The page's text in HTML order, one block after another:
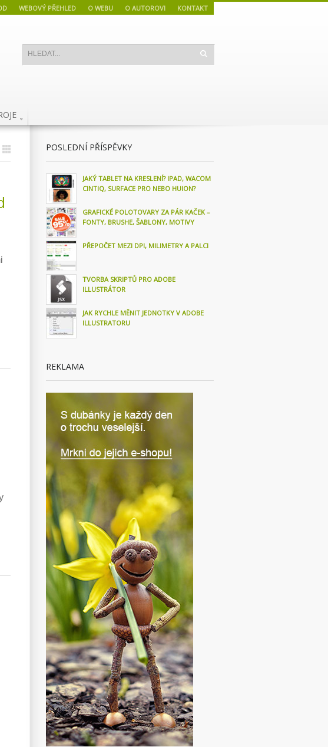
WEBOVÝ PŘEHLED O WEBU O AUTOROVI KONTAKT
POSLEDNÍ PŘÍSPĚVKY
JAKÝ TABLET NA KRESLENÍ? IPAD, WACOM
CINTIQ, SURFACE PRO NEBO HUION?
GRAFICKÉ POLOTOVARY ZA PÁR KAČEK –
FONTY, BRUSHE, ŠABLONY, MOTIVY
PŘEPOČET MEZI DPI, MILIMETRY A PALCI
TVORBA SKRIPTŮ PRO ADOBE
ILLUSTRÁTOR
JAK RYCHLE MĚNIT JEDNOTKY V ADOBE
ILLUSTRATORU
REKLAMA